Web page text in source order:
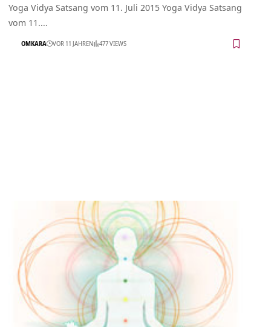
Yoga Vidya Satsang vom 11. Juli 2015 Yoga Vidya Satsang
vom 11.…
OMKARA VOR 11 JAHREN 477 VIEWS